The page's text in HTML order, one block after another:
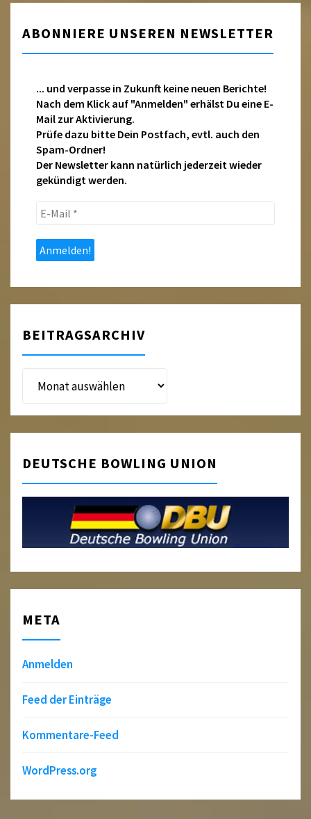
ABONNIERE UNSEREN NEWSLETTER
... und verpasse in Zukunft keine neuen Berichte!
Nach dem Klick auf "Anmelden" erhälst Du eine E-
Mail zur Aktivierung.
Prüfe dazu bitte Dein Postfach, evtl. auch den
Spam-Ordner!
Der Newsletter kann natürlich jederzeit wieder
gekündigt werden.
E-
*
BEITRAGSARCHIV
Beitragsarchiv
DEUTSCHE BOWLING UNION
META
Anmelden
Feed der Einträge
Kommentare-Feed
WordPress.org